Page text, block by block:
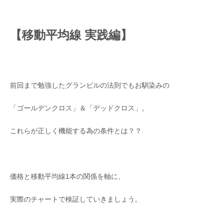
【移動平均線 実践編】
前回まで勉強したグランビルの法則でもお馴染みの
「ゴールデンクロス」＆「デッドクロス」。
これらが正しく機能する為の条件とは？？
価格と移動平均線1本の関係を軸に、
実際のチャートで検証していきましょう。